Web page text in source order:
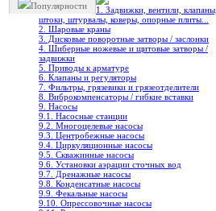
Популярности
1. Задвижки, вентили, клапаны,
штоки, штурвалы, коверы, опорные плиты...
2. Шаровые краны
3. Дисковые поворотные затворы / заслонки
4. Шиберные ножевые и щитовые затворы /
задвижки
5. Приводы к арматуре
6. Клапаны и регуляторы
7. Фильтры, грязевики и грязеотделители
8. Виброкомпенсаторы / гибкие вставки
9. Насосы
9.1. Насосные станции
9.2. Многоцелевые насосы
9.3. Центробежные насосы
9.4. Циркуляционные насосы
9.5. Скважинные насосы
9.6. Установки аэрации сточных вод
9.7. Дренажные насосы
9.8. Конденсатные насосы
9.9. Фекальные насосы
9.10. Опрессовочные насосы